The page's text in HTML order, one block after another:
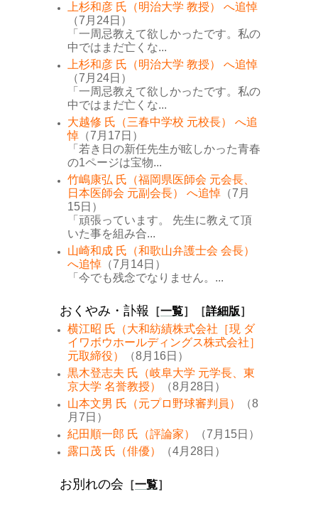
上杉和彦 氏（明治大学 教授） へ追悼
（7月24日）
「一周忌教えて欲しかったです。私の
中ではまだ亡くな...
上杉和彦 氏（明治大学 教授） へ追悼
（7月24日）
「一周忌教えて欲しかったです。私の
中ではまだ亡くな...
大越修 氏（三春中学校 元校長） へ追
悼 （7月17日）
「若き日の新任先生が眩しかった青春
の1ページは宝物...
竹嶋康弘 氏（福岡県医師会 元会長、
日本医師会 元副会長） へ追悼 （7月
15日）
「頑張っています。 先生に教えて頂
いた事を組み合...
山崎和成 氏（和歌山弁護士会 会長）
へ追悼 （7月14日）
「今でも残念でなりません。...
おくやみ・訃報 ［一覧］［詳細版］
横江昭 氏（大和紡績株式会社［現 ダ
イワボウホールディングス株式会社］
元取締役）
（8月16日）
黒木登志夫 氏（岐阜大学 元学長、東
京大学 名誉教授）
（8月28日）
山本文男 氏（元プロ野球審判員）
（8
月7日）
紀田順一郎 氏（評論家）
（7月15日）
露口茂 氏（俳優）
（4月28日）
お別れの会 ［一覧］